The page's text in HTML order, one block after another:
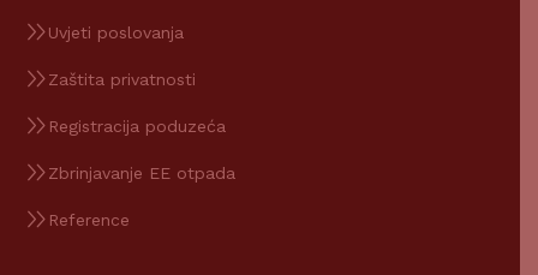
Uvjeti poslovanja
Zaštita privatnosti
Registracija poduzeća
Zbrinjavanje EE otpada
Reference